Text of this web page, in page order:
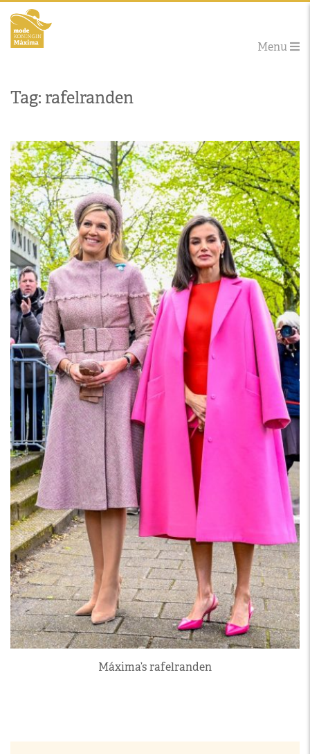
Menu
Tag: rafelranden
Máxima’s rafelranden